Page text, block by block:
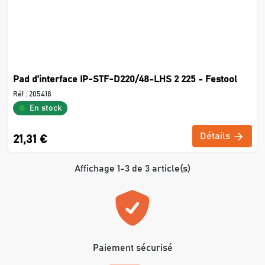
Pad d’interface IP-STF-D220/48-LHS 2 225 - Festool
Réf : 205418
En stock
21,31 € Détails
Affichage 1-3 de 3 article(s)
Paiement sécurisé